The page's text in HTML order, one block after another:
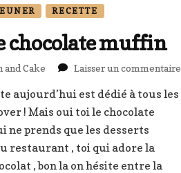
RECETTE
chocolate muffin
and Cake Laisser un commentaire
aujourd’hui est dédié à tous les
! Mais oui toi le chocolate
ne prends que les desserts
restaurant , toi qui adore la
, bon la on hésite entre la